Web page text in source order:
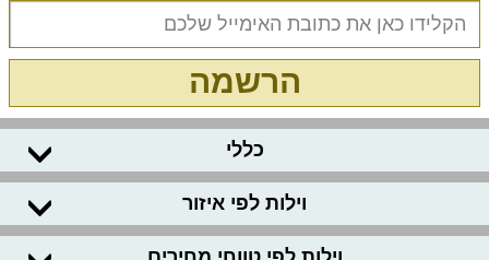
הרשמה
כללי
וילות לפי איזור